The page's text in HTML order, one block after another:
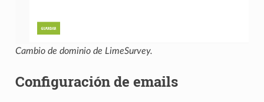
Cambio de dominio de LimeSurvey.
Configuración de emails